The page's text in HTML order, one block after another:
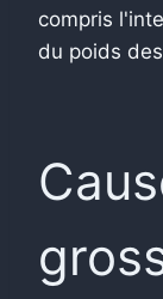
compris
du poids